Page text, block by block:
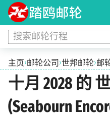
搜索邮轮行程
主页›邮轮公司 ›世邦邮轮›邮
十月 2028 的
(Seabourn